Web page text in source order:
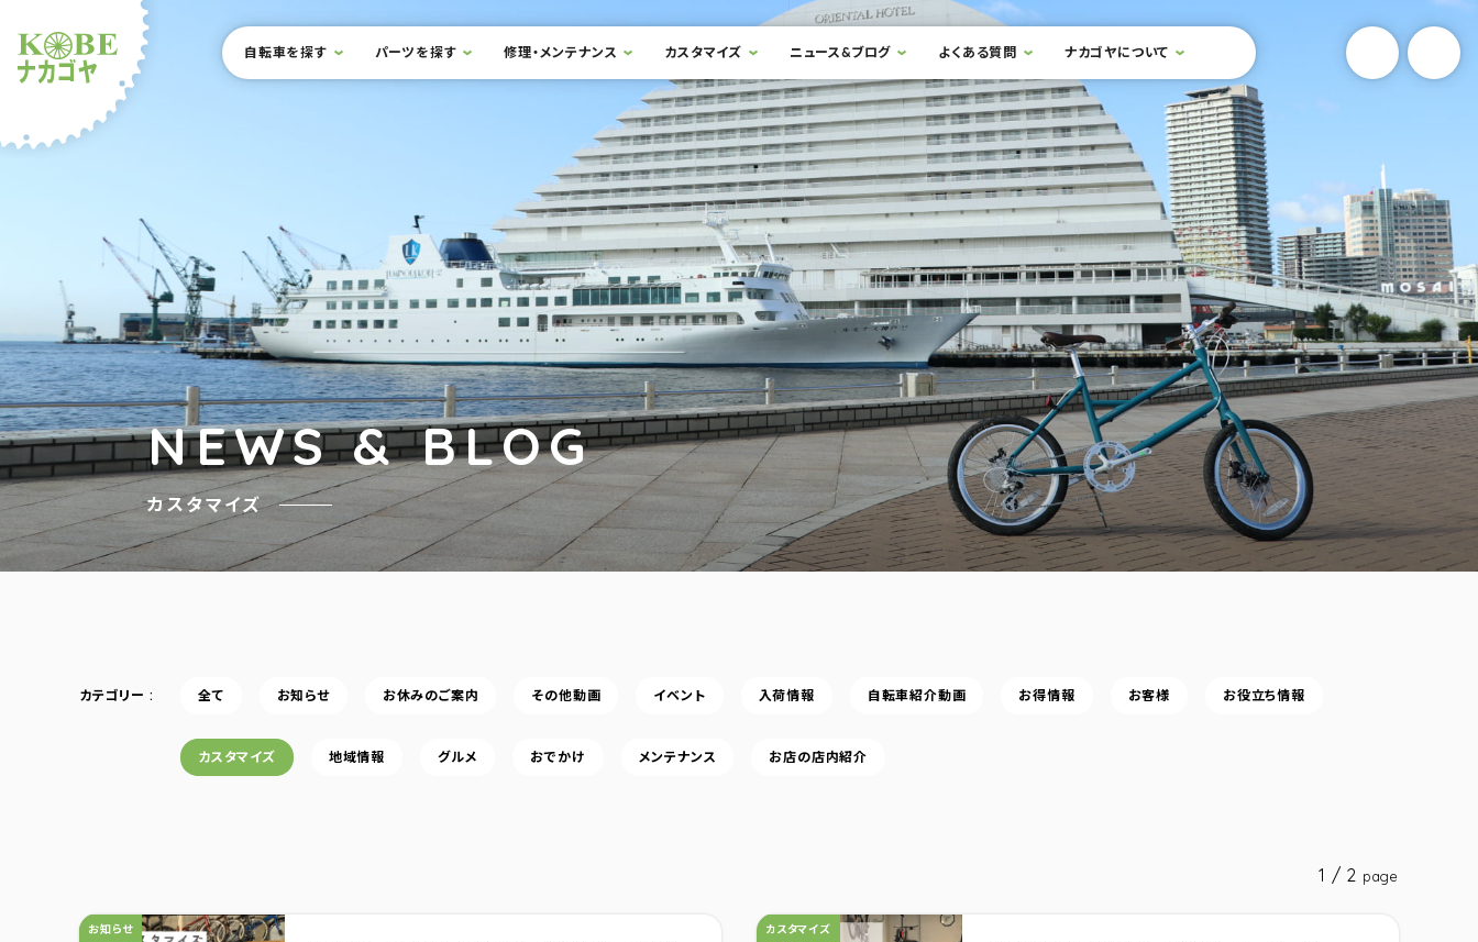
サイト内メニュー
本文までスキップ
自転車を探す パーツを探す 修理・メンテナンス カスタマイズ ニュース&ブログ よくある質問 ナカゴヤについて 検索フォームを開閉する YouTube
NEWS & BLOG
カスタマイズ
カテゴリー 全て お知らせ お休みのご案内 その他動画 イベント 入荷情報 自転車紹介動画 お得情報 お客様 お役立ち情報
カスタマイズ 地域情報 グルメ おでかけ メンテナンス お店の店内紹介
1 / 2 page
カテゴリ：
お知らせ カテゴリ：
カスタマイズ